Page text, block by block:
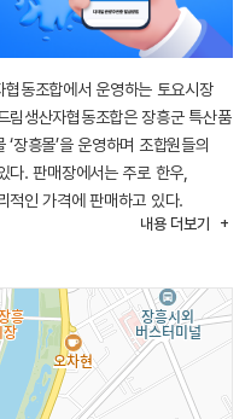
동조합에서 운영하는 토요시장
림생산자협동조합은 장흥군 특산품
장흥몰’을 운영하며 조합원들의
다. 판매장에서는 주로 한우,
적인 가격에 판매하고 있다.
내용 더보기